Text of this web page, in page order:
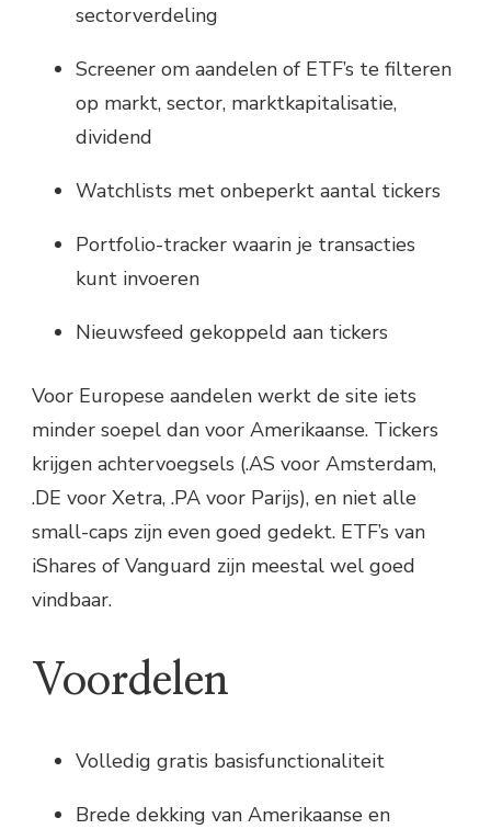
sectorverdeling
Screener om aandelen of ETF’s te filteren
op markt, sector, marktkapitalisatie,
dividend
Watchlists met onbeperkt aantal tickers
Portfolio-tracker waarin je transacties
kunt invoeren
Nieuwsfeed gekoppeld aan tickers
Voor Europese aandelen werkt de site iets
minder soepel dan voor Amerikaanse. Tickers
krijgen achtervoegsels (.AS voor Amsterdam,
.DE voor Xetra, .PA voor Parijs), en niet alle
small-caps zijn even goed gedekt. ETF’s van
iShares of Vanguard zijn meestal wel goed
vindbaar.
Voordelen
Volledig gratis basisfunctionaliteit
Brede dekking van Amerikaanse en